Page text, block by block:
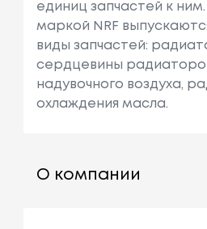
единиц запчастей к
маркой NRF
виды запчастей:
сердцевины
надувочного воздуха,
охлаждения масла.
О компании